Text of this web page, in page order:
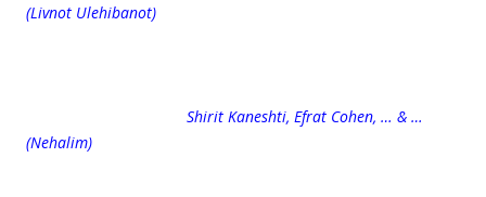
(Livnot Ulehibanot)
Shirit Kaneshti, Efrat Cohen, … & …
(Nehalim)